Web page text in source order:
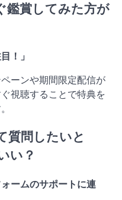
鑑賞してみた方が
！」
ーンや期間限定配信が
視聴することで特典を
質問したいと
い？
ームのサポートに連